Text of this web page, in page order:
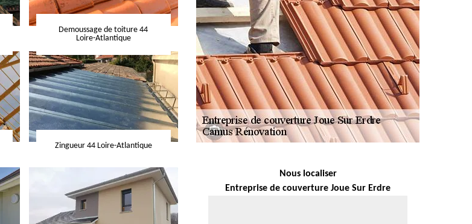
Demoussage de toiture 44
Loire-Atlantique
Zingueur 44 Loire-Atlantique
Nous localiser
Entreprise de couverture Joue Sur Erdre